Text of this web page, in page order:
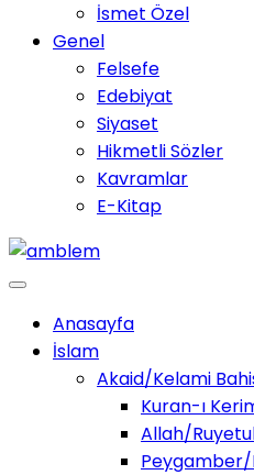
İsmet Özel
Genel
Felsefe
Edebiyat
Siyaset
Hikmetli Sözler
Kavramlar
E-Kitap
Anasayfa
İslam
Akaid/Kelami
Kuran-ı
Allah/